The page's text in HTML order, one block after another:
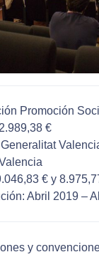
Promoción
€
€ y
Abril 2019 –
y